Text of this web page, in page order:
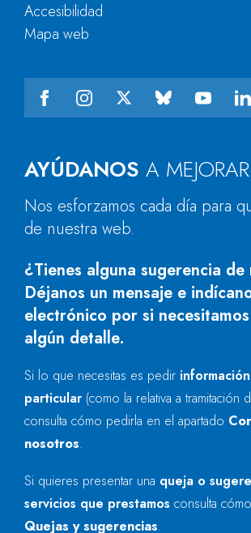
AYÚDANOS A MEJORAR
Nos esforzamos cada día para
de nuestra web.
¿Tienes alguna sugerencia de
Déjanos un mensaje e
electrónico por si
algún detalle.
Si lo que necesitas es pedir
particular (como la relativa a tramitación
consulta cómo pedirla en el apartado
nosotros.
Si quieres presentar una queja o
servicios que prestamos consulta
Quejas y sugerencias.
Accesibilidad
Mapa web